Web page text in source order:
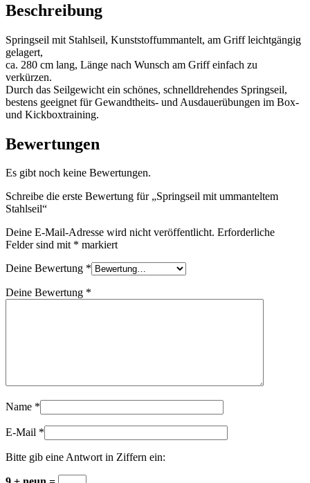
Beschreibung
Springseil mit Stahlseil, Kunststoffummantelt, am Griff leichtgängig
gelagert,
ca. 280 cm lang, Länge nach Wunsch am Griff einfach zu
verkürzen.
Durch das Seilgewicht ein schönes, schnelldrehendes Springseil,
bestens geeignet für Gewandtheits- und Ausdauerübungen im Box-
und Kickboxtraining.
Bewertungen
Es gibt noch keine Bewertungen.
Schreibe die erste Bewertung für „Springseil mit ummanteltem
Stahlseil“
Deine E-Mail-Adresse wird nicht veröffentlicht. Erforderliche
Felder sind mit * markiert
Deine Bewertung *
Deine Bewertung *
Name *
E-Mail *
Bitte gib eine Antwort in Ziffern ein: